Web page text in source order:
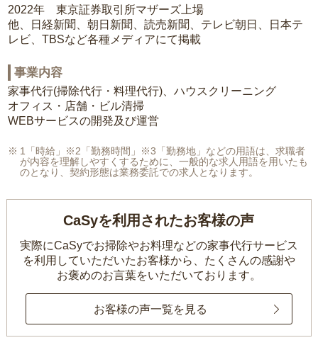
2022年 東京証券取引所マザーズ上場
他、日経新聞、朝日新聞、読売新聞、テレビ朝日、日本テ
レビ、TBSなど各種メディアにて掲載
事業内容
家事代行(掃除代行・料理代行)、ハウスクリーニング
オフィス・店舗・ビル清掃
WEBサービスの開発及び運営
1「時給」※2「勤務時間」※3「勤務地」などの用語は、求職者
が内容を理解しやすくするために、一般的な求人用語を用いたも
のとなり、契約形態は業務委託での求人となります。
CaSyを利用されたお客様の声
実際にCaSyでお掃除やお料理などの家事代行サービス
を利用していただいたお客様から、 たくさんの感謝や
お褒めのお言葉をいただいております。
お客様の声一覧を見る